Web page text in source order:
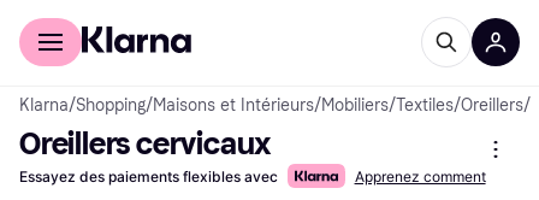
Acheter avec Klarna
Klarna/Shopping/Maisons et Intérieurs/Mobiliers/Textiles/Oreillers/
Oreillers cervicaux
Essayez des paiements flexibles avec Apprenez comment